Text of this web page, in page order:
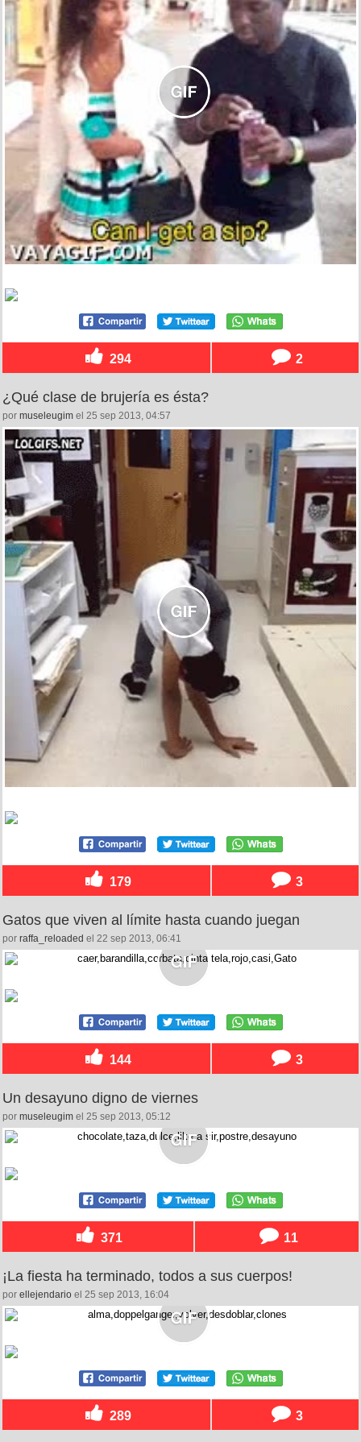
294 2
¿Qué clase de brujería es ésta?
por museleugim el 25 sep 2013, 04:57
179 3
Gatos que viven al límite hasta cuando juegan
por raffa_reloaded el 22 sep 2013, 06:41
144 3
Un desayuno digno de viernes
por museleugim el 25 sep 2013, 05:12
371 11
¡La fiesta ha terminado, todos a sus cuerpos!
por ellejendario el 25 sep 2013, 16:04
289 3